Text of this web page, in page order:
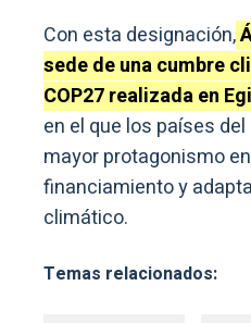
Con esta designación,
sede de una cumbre
COP27 realizada en
en el que los países
mayor protagonismo
financiamiento y
climático.
Temas relacionados: